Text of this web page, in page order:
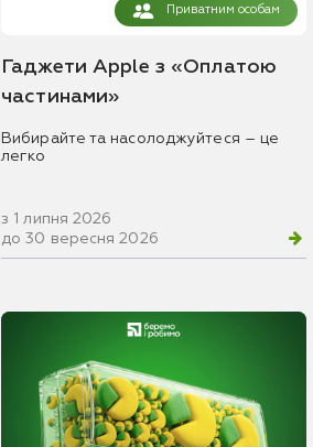
Приватним особам
Гаджети Apple з «Оплатою
частинами»
Вибирайте та насолоджуйтеся – це
легко
з 1 липня 2026
до 30 вересня 2026